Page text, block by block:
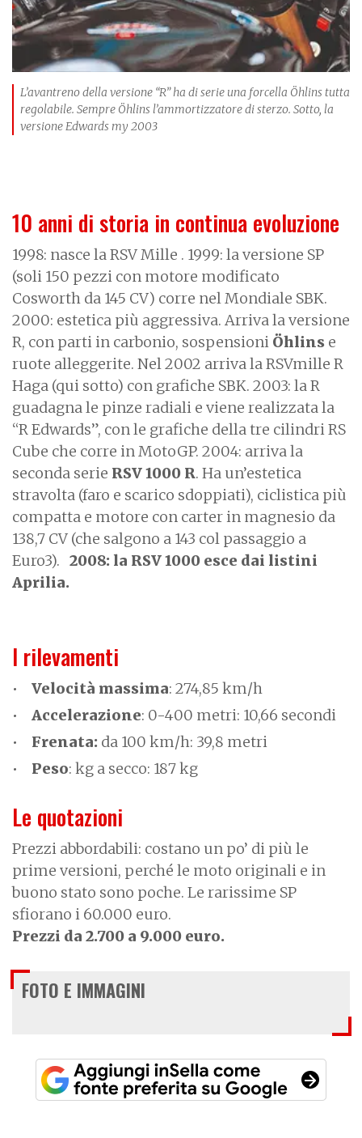
L’avantreno della versione “R” ha di serie una forcella Öhlins tutta
regolabile. Sempre Öhlins l’ammortizzatore di sterzo. Sotto, la
versione Edwards my 2003
10 anni di storia in continua evoluzione
1998: nasce la RSV Mille . 1999: la versione SP
(soli 150 pezzi con motore modificato
Cosworth da 145 CV) corre nel Mondiale SBK.
2000: estetica più aggressiva. Arriva la versione
R, con parti in carbonio, sospensioni Öhlins e
ruote alleggerite. Nel 2002 arriva la RSVmille R
Haga (qui sotto) con grafiche SBK. 2003: la R
guadagna le pinze radiali e viene realizzata la
“R Edwards”, con le grafiche della tre cilindri RS
Cube che corre in MotoGP. 2004: arriva la
seconda serie RSV 1000 R. Ha un’estetica
stravolta (faro e scarico sdoppiati), ciclistica più
compatta e motore con carter in magnesio da
138,7 CV (che salgono a 143 col passaggio a
Euro3). 2008: la RSV 1000 esce dai listini
Aprilia.
I rilevamenti
Velocità massima: 274,85 km/h
Accelerazione: 0-400 metri: 10,66 secondi
Frenata: da 100 km/h: 39,8 metri
Peso: kg a secco: 187 kg
Le quotazioni
Prezzi abbordabili: costano un po’ di più le
prime versioni, perché le moto originali e in
buono stato sono poche. Le rarissime SP
sfiorano i 60.000 euro.
Prezzi da 2.700 a 9.000 euro.
FOTO E IMMAGINI